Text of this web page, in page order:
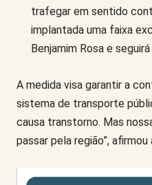
trafegar em sentido
implantada uma faixa
Benjamim Rosa e
A medida visa garantir a
sistema de transporte
causa transtorno. Mas
passar pela região”,